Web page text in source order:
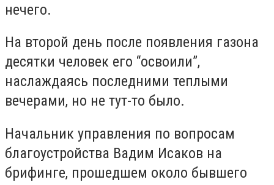
нечего.
На второй день после появления газона
десятки человек его “освоили”,
наслаждаясь последними теплыми
вечерами, но не тут-то было.
Начальник управления по вопросам
благоустройства Вадим Исаков на
брифинге, прошедшем около бывшего